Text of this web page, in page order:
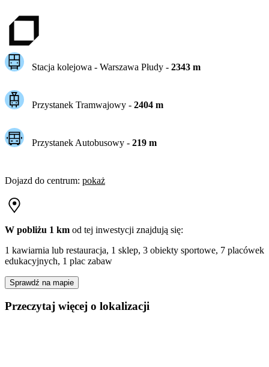
Stacja kolejowa - Warszawa Płudy- 2343m
Przystanek Tramwajowy - 2404m
Przystanek Autobusowy - 219m
Dojazd do centrum: pokaż
W pobliżu 1 km od tej inwestycji znajdują się:
1 kawiarnia lub restauracja, 1 sklep, 3 obiekty sportowe, 7 placówek
edukacyjnych, 1 plac zabaw
Sprawdź na mapie
Przeczytaj więcej o lokalizacji